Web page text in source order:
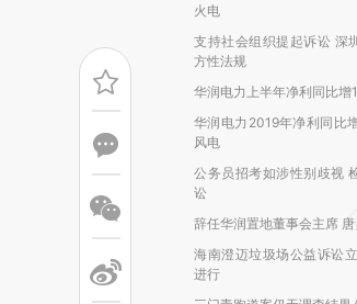
火电
支持社会组织提起诉讼 深
方性法规
华润电力上半年净利同比增
华润电力2019年净利同比
风电
公务员招考如涉性别歧视
讼
辞任华润置地董事会主席
海南澄迈垃圾场公益诉讼
进行